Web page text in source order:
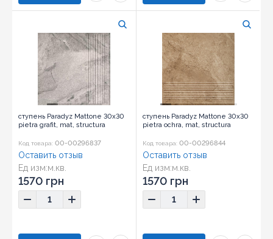
ступень Paradyz Mattone 30x30
pietra grafit, mat, structura
Код товара: 00-00296837
Ед изм:м.кв.
Оставить отзыв
1570 грн
ступень Paradyz Mattone 30x30
pietra ochra, mat, structura
Код товара: 00-00296844
Ед изм:м.кв.
Оставить отзыв
1570 грн